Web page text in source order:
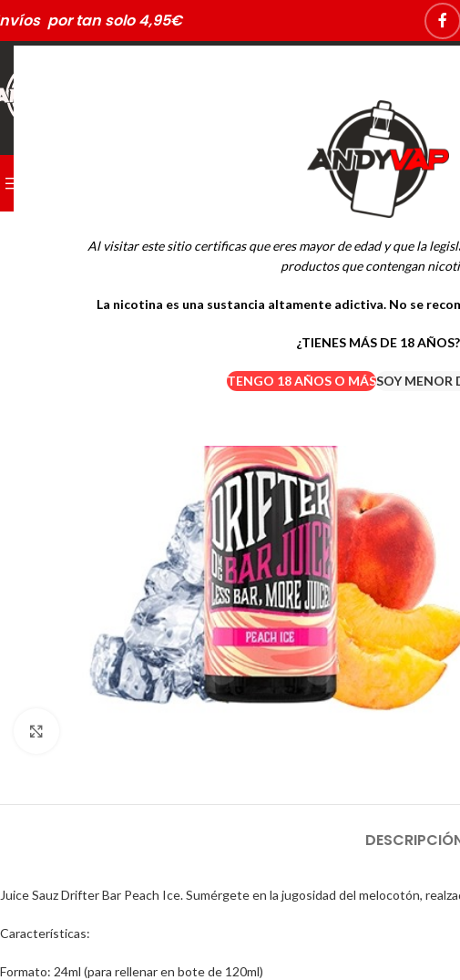
Al visitar este sitio certificas que eres mayor de edad y que la
productos que contengan
La nicotina es una sustancia altamente adictiva. No se
¿TIENES MÁS DE 18 AÑOS?
TENGO 18 AÑOS O MÁSSOY MENOR
por tan solo 4,95€
PODS DESECHABLES
Drifter Desechables
Juice Sauz Drifter Bar Peach Ice. Sumérgete en la jugosidad del melocotón,
Características:
Formato: 24ml (para rellenar en bote de 120ml)